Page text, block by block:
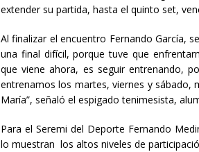
extender su partida, hasta el quinto set,
Al finalizar el encuentro Fernando García,
una final difícil, porque tuve que
que viene ahora, es seguir entrenando,
entrenamos los martes, viernes y sábado,
María”, señaló el espigado tenimesista,
Para el Seremi del Deporte Fernando
lo muestran los altos niveles de